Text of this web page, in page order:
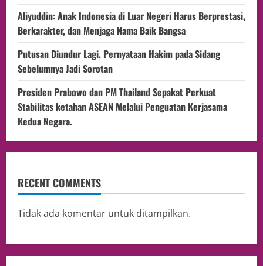
Aliyuddin: Anak Indonesia di Luar Negeri Harus Berprestasi,
Berkarakter, dan Menjaga Nama Baik Bangsa
Putusan Diundur Lagi, Pernyataan Hakim pada Sidang
Sebelumnya Jadi Sorotan
Presiden Prabowo dan PM Thailand Sepakat Perkuat
Stabilitas ketahan ASEAN Melalui Penguatan Kerjasama
Kedua Negara.
RECENT COMMENTS
Tidak ada komentar untuk ditampilkan.